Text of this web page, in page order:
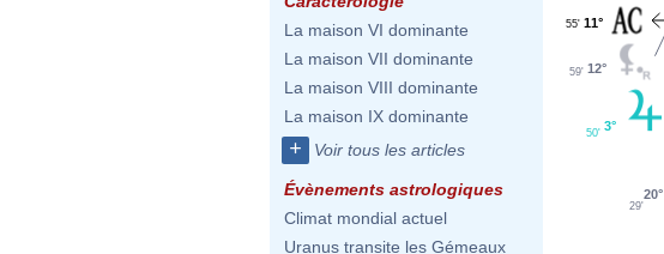
La maison VI dominante
La maison VII dominante
La maison VIII dominante
La maison IX dominante
+ Voir tous les articles
Évènements astrologiques
Climat mondial actuel
Uranus transite les Gémeaux
11°
55'
12°
59'
3°
50'
20°
29'